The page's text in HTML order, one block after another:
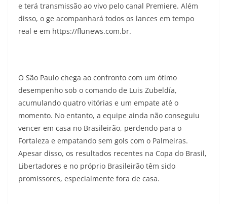
e terá transmissão ao vivo pelo canal Premiere. Além
disso, o ge acompanhará todos os lances em tempo
real e em https://flunews.com.br.
O São Paulo chega ao confronto com um ótimo
desempenho sob o comando de Luis Zubeldía,
acumulando quatro vitórias e um empate até o
momento. No entanto, a equipe ainda não conseguiu
vencer em casa no Brasileirão, perdendo para o
Fortaleza e empatando sem gols com o Palmeiras.
Apesar disso, os resultados recentes na Copa do Brasil,
Libertadores e no próprio Brasileirão têm sido
promissores, especialmente fora de casa.